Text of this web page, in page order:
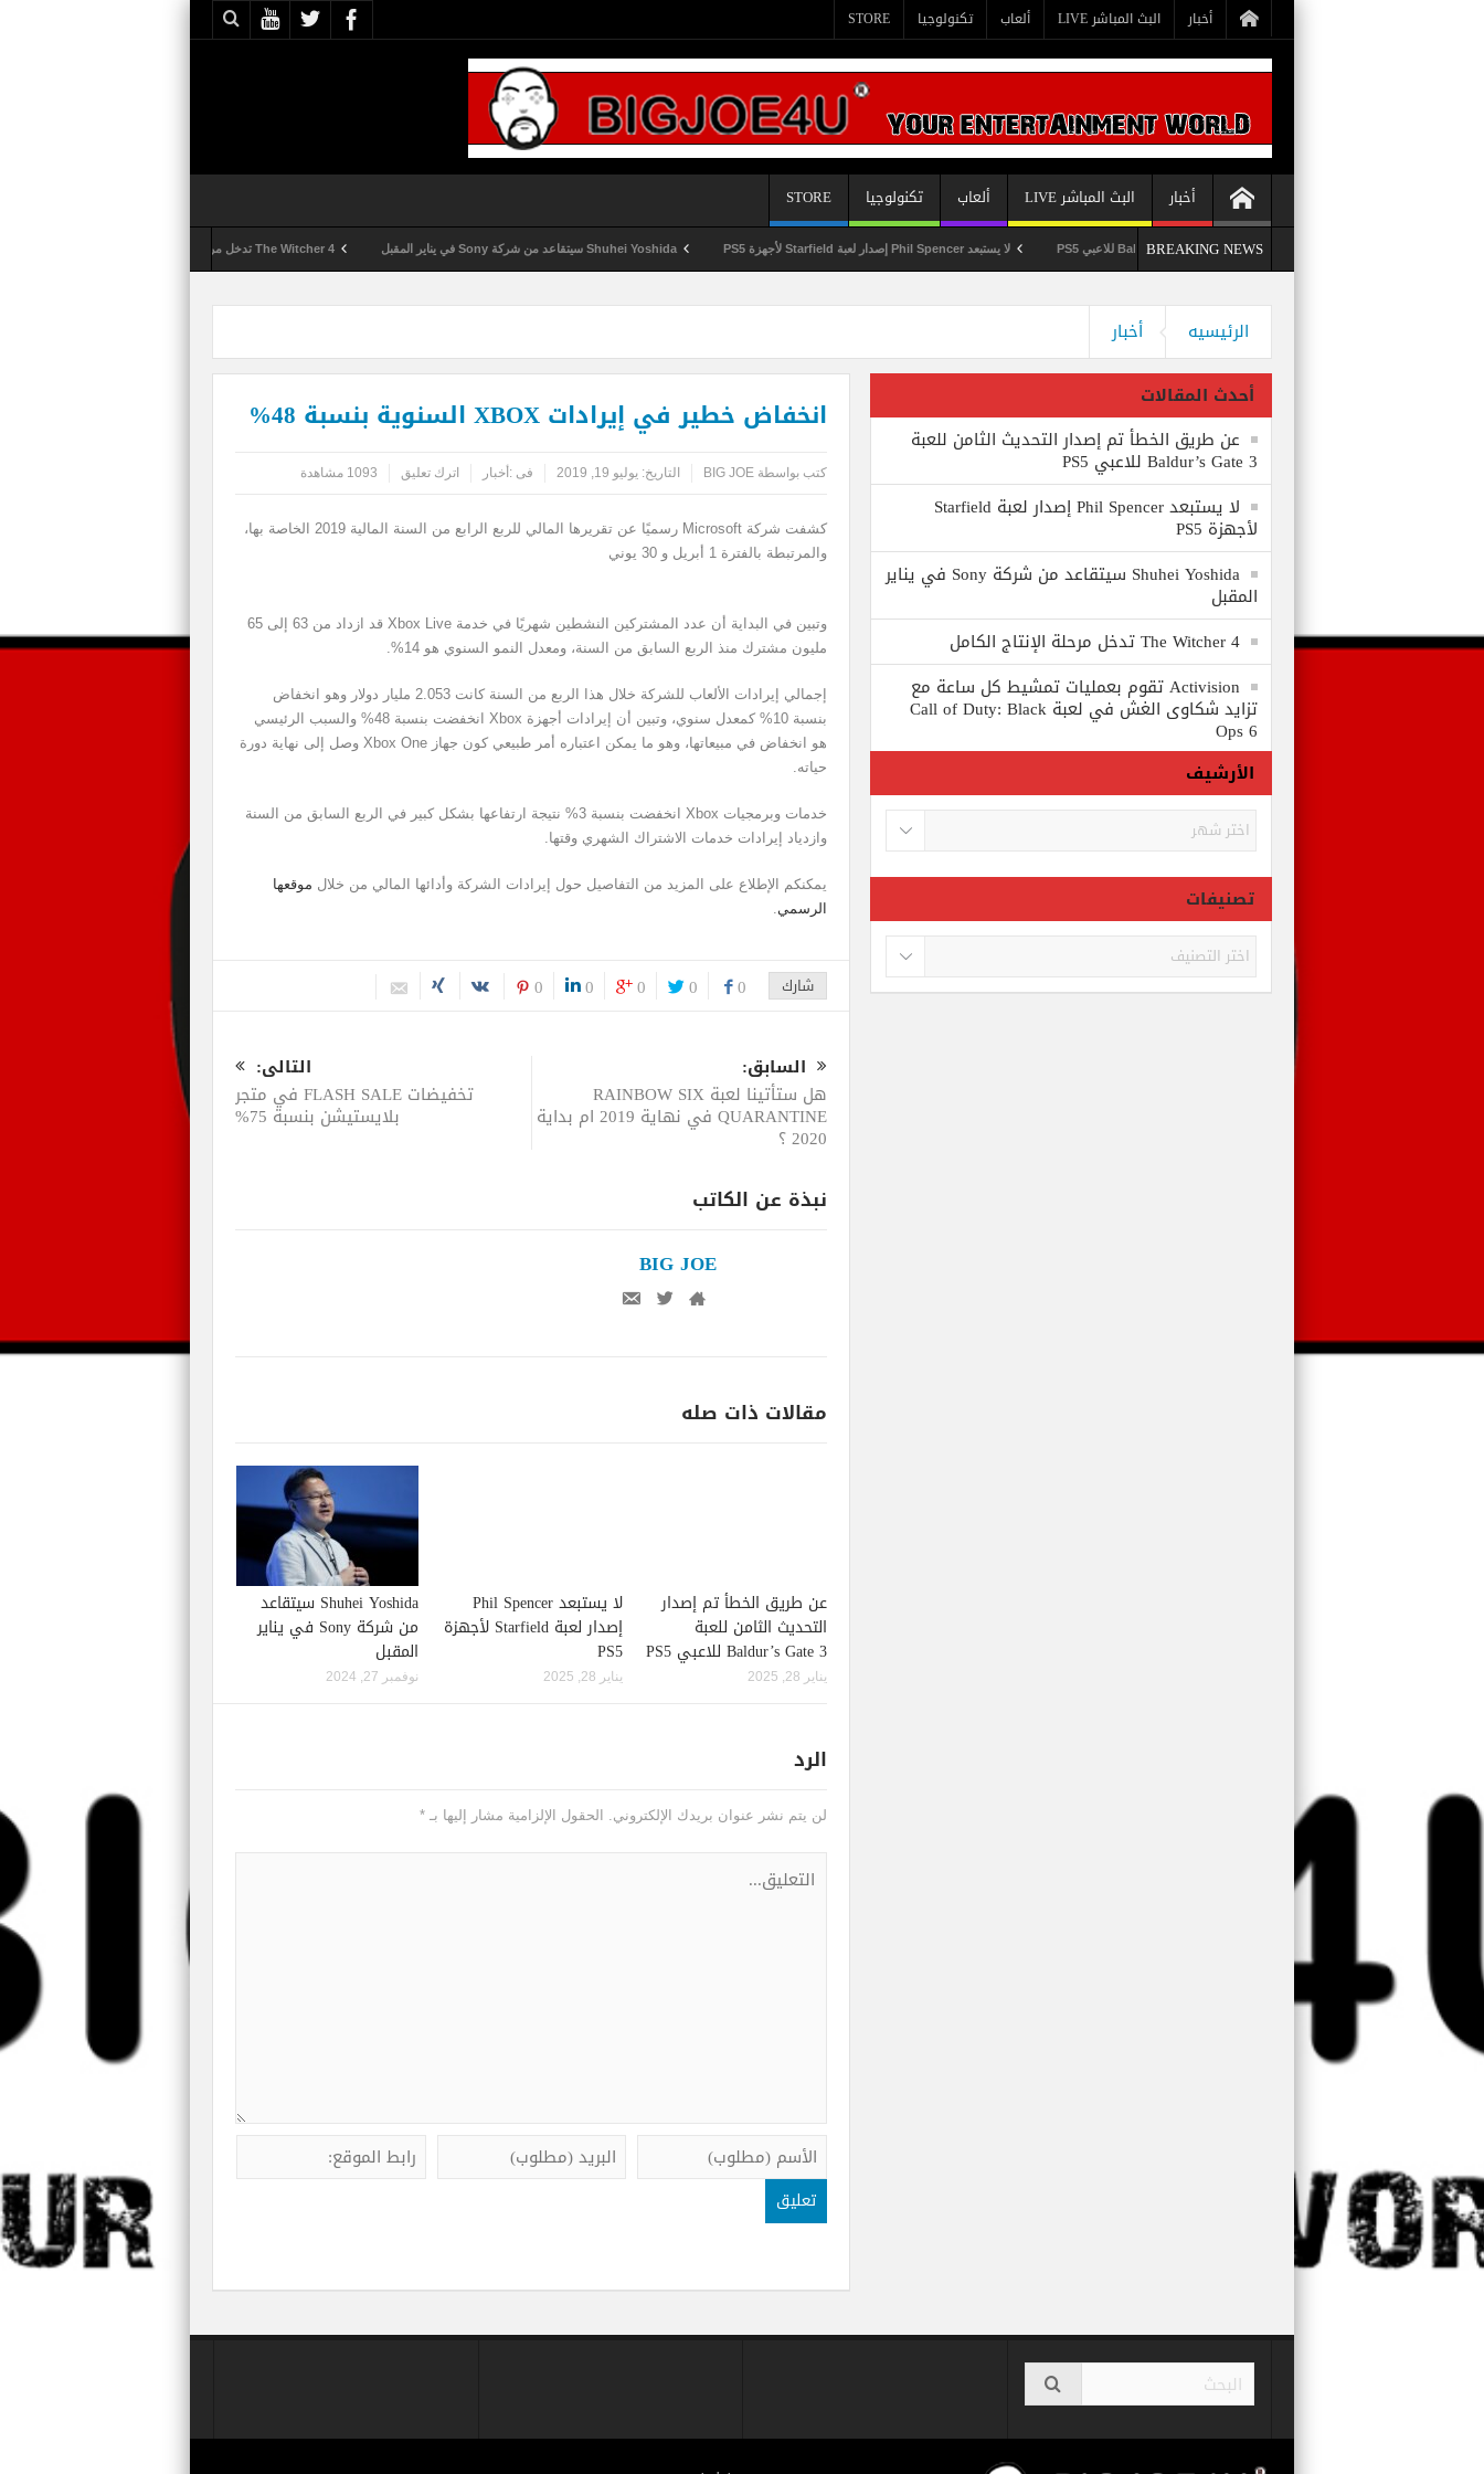
أخبار البث المباشر LIVE ألعاب تكنولوجيا STORE
أخبار البث المباشر LIVE ألعاب تكنولوجيا
STORE
BREAKING NEWSعن طريق الخطأ تم إصدار التحديث الثامن للعبة Baldur’s Gate 3 للاعبي PS5 لا يستبعد Phil Spencer إصدار لعبة Starfield لأجهزة PS5 Shuhei Yoshida سيتقاعد من شركة Sony في يناير المقبل The Witcher 4 تدخل مرحلة الإنتاج الكامل
الرئيسيه أخبار
انخفاض خطير في إيرادات XBOX السنوية بنسبة 48%
كتب بواسطة BIG JOE التاريخ: يوليو 19, 2019 فى : أخبار اترك تعليق 1093 مشاهدة
كشفت شركة Microsoft رسميًا عن تقريرها المالي للربع الرابع من السنة المالية 2019 الخاصة بها،
والمرتبطة بالفترة 1 أبريل و 30 يوني
وتبين في البداية أن عدد المشتركين النشطين شهريًا في خدمة Xbox Live قد ازداد من 63 إلى 65
مليون مشترك منذ الربع السابق من السنة، ومعدل النمو السنوي هو 14%.
إجمالي إيرادات الألعاب للشركة خلال هذا الربع من السنة كانت 2.053 مليار دولار وهو انخفاض
بنسبة 10% كمعدل سنوي، وتبين أن إيرادات أجهزة Xbox انخفضت بنسبة 48% والسبب الرئيسي
هو انخفاض في مبيعاتها، وهو ما يمكن اعتباره أمر طبيعي كون جهاز Xbox One وصل إلى نهاية دورة
حياته.
خدمات وبرمجيات Xbox انخفضت بنسبة 3% نتيجة ارتفاعها بشكل كبير في الربع السابق من السنة
وازدياد إيرادات خدمات الاشتراك الشهري وقتها.
يمكنكم الإطلاع على المزيد من التفاصيل حول إيرادات الشركة وأدائها المالي من خلال موقعها
الرسمي.
شارك 0
0
0
0
0
السابق:
هل ستأتينا لعبة RAINBOW SIX
QUARANTINE في نهاية 2019 ام بداية
2020 ؟
التالى:
تخفيضات FLASH SALE في متجر
بلايستيشن بنسبة 75%
نبذة عن الكاتب
BIG JOE
مقالات ذات صله
عن طريق الخطأ تم إصدار
التحديث الثامن للعبة
Baldur’s Gate 3 للاعبي PS5
يناير 28, 2025
لا يستبعد Phil Spencer
إصدار لعبة Starfield لأجهزة
PS5
يناير 28, 2025
Shuhei Yoshida سيتقاعد
من شركة Sony في يناير
المقبل
نوفمبر 27, 2024
الرد
لن يتم نشر عنوان بريدك الإلكتروني. الحقول الإلزامية مشار إليها بـ *
أحدث المقالات
عن طريق الخطأ تم إصدار التحديث الثامن للعبة
Baldur’s Gate 3 للاعبي PS5
لا يستبعد Phil Spencer إصدار لعبة Starfield
لأجهزة PS5
Shuhei Yoshida سيتقاعد من شركة Sony في يناير
المقبل
The Witcher 4 تدخل مرحلة الإنتاج الكامل
Activision تقوم بعمليات تمشيط كل ساعة مع
تزايد شكاوى الغش في لعبة Call of Duty: Black
Ops 6
الأرشيف
الأرشيف
تصنيفات
تصنيفات